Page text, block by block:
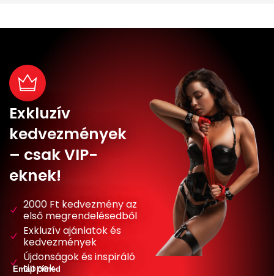
Exkluzív
kedvezmények
– csak VIP-
eknek!
2000 Ft kedvezmény az
első megrendelésedből
Exkluzív ajánlatok és
kedvezmények
Újdonságok és inspiráló
tippek
Email címed